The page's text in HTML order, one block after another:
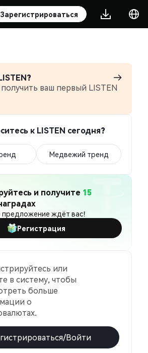
Зарегистрироваться
получить ваш первый LISTEN
к LISTEN сегодня?
Медвежий тренд
и получите 15
предложение ждёт вас!
Регистрация
или
в систему, чтобы
больше
о
Войти